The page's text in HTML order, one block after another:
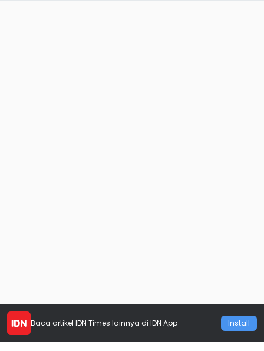
Baca artikel IDN Times lainnya di IDN App Install